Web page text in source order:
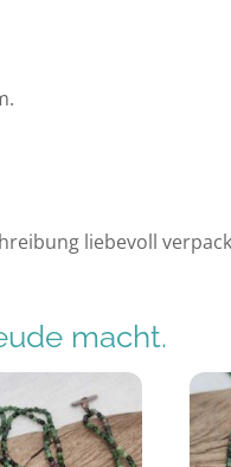
liebevoll
macht.
Auf die